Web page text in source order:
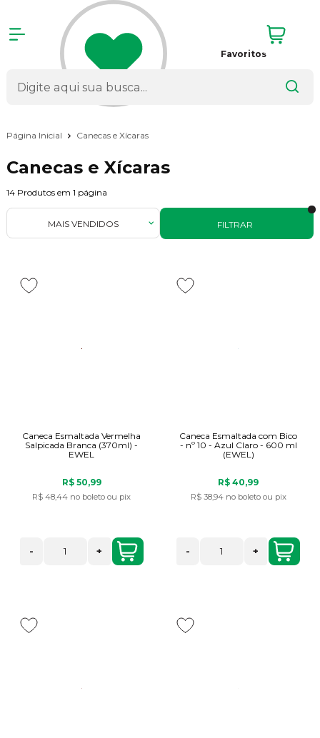
Favoritos
Página Inicial Canecas e Xícaras
Canecas e Xícaras
14 Produtos em 1 página
FILTRAR
MAIS VENDIDOS
Caneca Esmaltada Vermelha
Salpicada Branca (370ml) -
EWEL
R$ 50,99
R$ 48,44 no boleto ou pix
- +
Caneca Esmaltada com Bico
- nº 10 - Azul Claro - 600 ml
(EWEL)
R$ 40,99
R$ 38,94 no boleto ou pix
- +